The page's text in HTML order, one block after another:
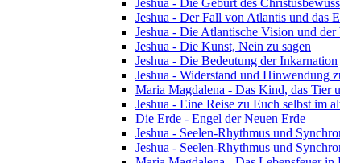
Jeshua - Der Fall von Atlantis und das
Jeshua - Die Atlantische Vision und
Jeshua - Die Kunst, Nein zu sagen
Jeshua - Die Bedeutung der Inkarnation
Jeshua - Widerstand und Hinwendung
Maria Magdalena - Das Kind, das Tier
Jeshua - Eine Reise zu Euch selbst im
Die Erde - Engel der Neuen Erde
Jeshua - Seelen-Rhythmus und
Jeshua - Seelen-Rhythmus und